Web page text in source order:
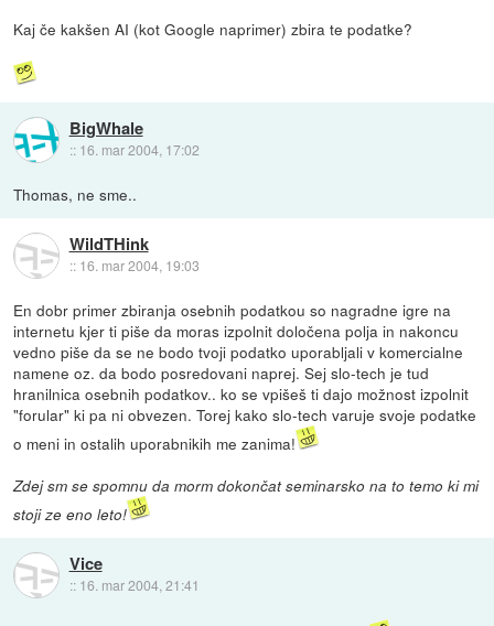
Kaj če kakšen AI (kot Google naprimer) zbira te podatke?
BigWhale
:: 16. mar 2004, 17:02
Thomas, ne sme..
WildTHink
:: 16. mar 2004, 19:03
En dobr primer zbiranja osebnih podatkou so nagradne igre na
internetu kjer ti piše da moras izpolnit določena polja in nakoncu
vedno piše da se ne bodo tvoji podatko uporabljali v komercialne
namene oz. da bodo posredovani naprej. Sej slo-tech je tud
hranilnica osebnih podatkov.. ko se vpišeš ti dajo možnost izpolnit
"forular" ki pa ni obvezen. Torej kako slo-tech varuje svoje podatke
o meni in ostalih uporabnikih me zanima!
Zdej sm se spomnu da morm dokončat seminarsko na to temo ki mi
stoji ze eno leto!
Vice
:: 16. mar 2004, 21:41